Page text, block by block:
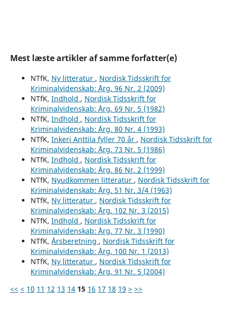
Mest læste artikler af samme forfatter(e)
NTfK, Ny litteratur , Nordisk Tidsskrift for
Kriminalvidenskab: Årg. 96 Nr. 2 (2009)
NTfK, Indhold , Nordisk Tidsskrift for
Kriminalvidenskab: Årg. 69 Nr. 5 (1982)
NTfK, Indhold , Nordisk Tidsskrift for
Kriminalvidenskab: Årg. 80 Nr. 4 (1993)
NTfK, Inkeri Anttila fyller 70 år , Nordisk Tidsskrift for
Kriminalvidenskab: Årg. 73 Nr. 5 (1986)
NTfK, Indhold , Nordisk Tidsskrift for
Kriminalvidenskab: Årg. 86 Nr. 2 (1999)
NTfK, Nyudkommen litteratur , Nordisk Tidsskrift for
Kriminalvidenskab: Årg. 51 Nr. 3/4 (1963)
NTfK, Ny litteratur , Nordisk Tidsskrift for
Kriminalvidenskab: Årg. 102 Nr. 3 (2015)
NTfK, Indhold , Nordisk Tidsskrift for
Kriminalvidenskab: Årg. 77 Nr. 3 (1990)
NTfK, Årsberetning , Nordisk Tidsskrift for
Kriminalvidenskab: Årg. 100 Nr. 1 (2013)
NTfK, Ny litteratur , Nordisk Tidsskrift for
Kriminalvidenskab: Årg. 91 Nr. 5 (2004)
<< < 10 11 12 13 14 15 16 17 18 19 > >>